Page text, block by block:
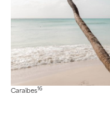
Caraïbes 16